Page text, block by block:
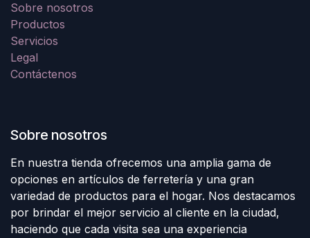
Sobre nosotros
Productos
Servicios
Legal
Contáctenos
Sobre nosotros
En nuestra tienda ofrecemos una amplia gama de
opciones en artículos de ferretería y una gran
variedad de productos para el hogar. Nos destacamos
por brindar el mejor servicio al cliente en la ciudad,
haciendo que cada visita sea una experiencia